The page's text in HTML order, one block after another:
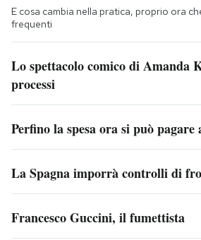
E cosa cambia nella pratica, proprio ora
frequenti
Lo spettacolo comico di Amanda
processi
Perfino la spesa ora si può pagare
La Spagna imporrà controlli di
Francesco Guccini, il fumettista